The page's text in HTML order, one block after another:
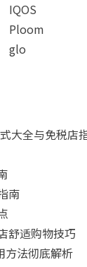
IQOS
Ploom
glo
大全与免税店
南
舒适购物技巧
方法彻底解析